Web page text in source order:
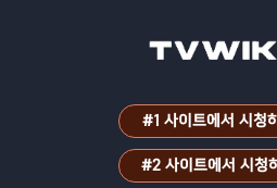
#1 사이트에서 시청
#2 사이트에서 시청